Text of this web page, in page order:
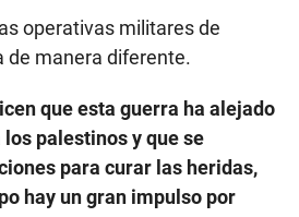
operativas militares de
de manera diferente.
que esta guerra ha alejado
palestinos y que se
para curar las heridas,
hay un gran impulso por